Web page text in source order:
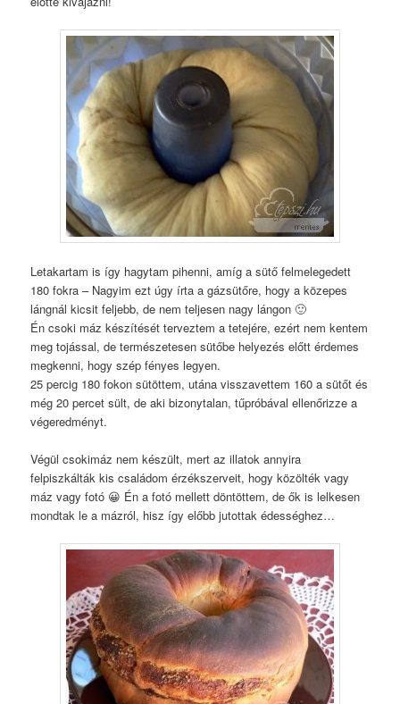
Letakartam is így hagytam pihenni, amíg a sütő felmelegedett
180 fokra – Nagyim ezt úgy írta a gázsütőre, hogy a közepes
lángnál kicsit feljebb, de nem teljesen nagy lángon 🙂
Én csoki máz készítését terveztem a tetejére, ezért nem kentem
meg tojással, de természetesen sütőbe helyezés előtt érdemes
megkenni, hogy szép fényes legyen.
25 percig 180 fokon sütöttem, utána visszavettem 160 a sütőt és
még 20 percet sült, de aki bizonytalan, tűpróbával ellenőrizze a
végeredményt.
Végül csokimáz nem készült, mert az illatok annyira
felpiszkálták kis családom érzékszerveit, hogy közölték vagy
máz vagy fotó 😀 Én a fotó mellett döntöttem, de ők is lelkesen
mondtak le a mázról, hisz így előbb jutottak édességhez…